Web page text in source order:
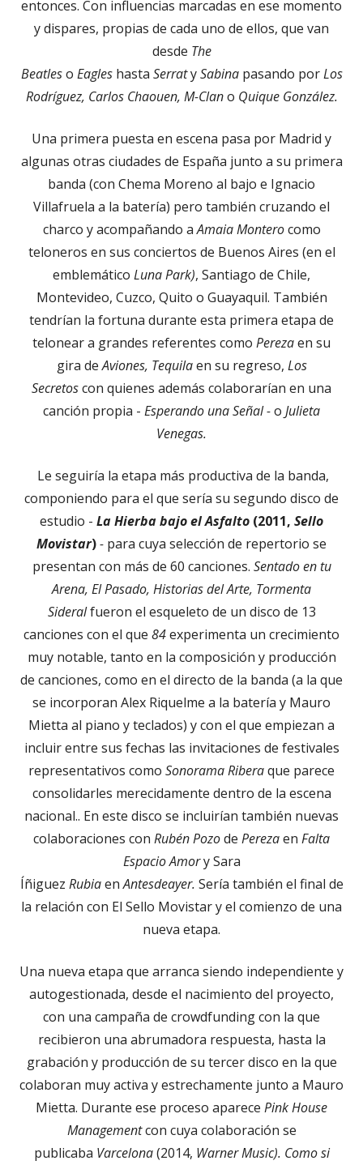
entonces. Con influencias marcadas en ese momento
y dispares, propias de cada uno de ellos, que van
desde The
Beatleso Eagles hasta SerratySabina pasando porLos
Rodríguez, Carlos Chaouen, M-Clano Quique González.
Una primera puesta en escena pasa por Madrid y
algunas otras ciudades de España junto a su primera
banda (con Chema Moreno al bajo e Ignacio
Villafruela a la batería) pero también cruzando el
charco y acompañando aAmaia Monterocomo
teloneros en sus conciertos de Buenos Aires (en el
emblemático Luna Park), Santiago de Chile,
Montevideo, Cuzco, Quito o Guayaquil. También
tendrían la fortuna durante esta primera etapa de
telonear a grandes referentes como Perezaen su
gira deAviones, Tequilaen su regreso, Los
Secretoscon quienes además colaborarían en una
canción propia - Esperando una Señal -o Julieta
Venegas.
Le seguiría la etapa más productiva de la banda,
componiendo para el que sería su segundo disco de
estudio - La Hierba bajo el Asfalto (2011, Sello
Movistar)- para cuya selección de repertorio se
presentan con más de 60 canciones. Sentado en tu
Arena, El Pasado, Historias del Arte, Tormenta
Sideralfueron el esqueleto de un disco de 13
canciones con el que 84experimenta un crecimiento
muy notable, tanto en la composición y producción
de canciones, como en el directo de la banda (a la que
se incorporan Alex Riquelme a la batería y Mauro
Mietta al piano y teclados) y con el que empiezan a
incluir entre sus fechas las invitaciones de festivales
representativos como Sonorama Riberaque parece
consolidarles merecidamente dentro de la escena
nacional.. En este disco se incluirían también nuevas
colaboraciones con Rubén Pozode Perezaen Falta
Espacio Amory Sara
Íñiguez RubiaenAntesdeayer. Sería también el final de
la relación con El Sello Movistar y el comienzo de una
nueva etapa.
Una nueva etapa que arranca siendo independiente y
autogestionada, desde el nacimiento del proyecto,
con una campaña de crowdfunding con la que
recibieron una abrumadora respuesta, hasta la
grabación y producción de su tercer disco en la que
colaboran muy activa y estrechamente junto a Mauro
Mietta. Durante ese proceso aparece Pink House
Managementcon cuya colaboración se
publicaba Varcelona(2014, Warner Music). Como si